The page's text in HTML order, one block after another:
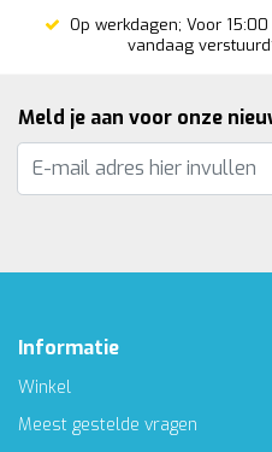
Op werkdagen; Voor
vandaag
Meld je aan voor onze
Informatie
Winkel
Meest gestelde vragen